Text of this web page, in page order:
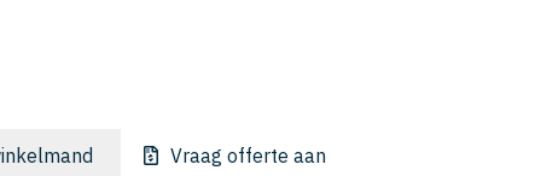
Vraag offerte aan